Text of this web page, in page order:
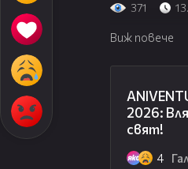
371
Виж повече
2026:
свят!
4